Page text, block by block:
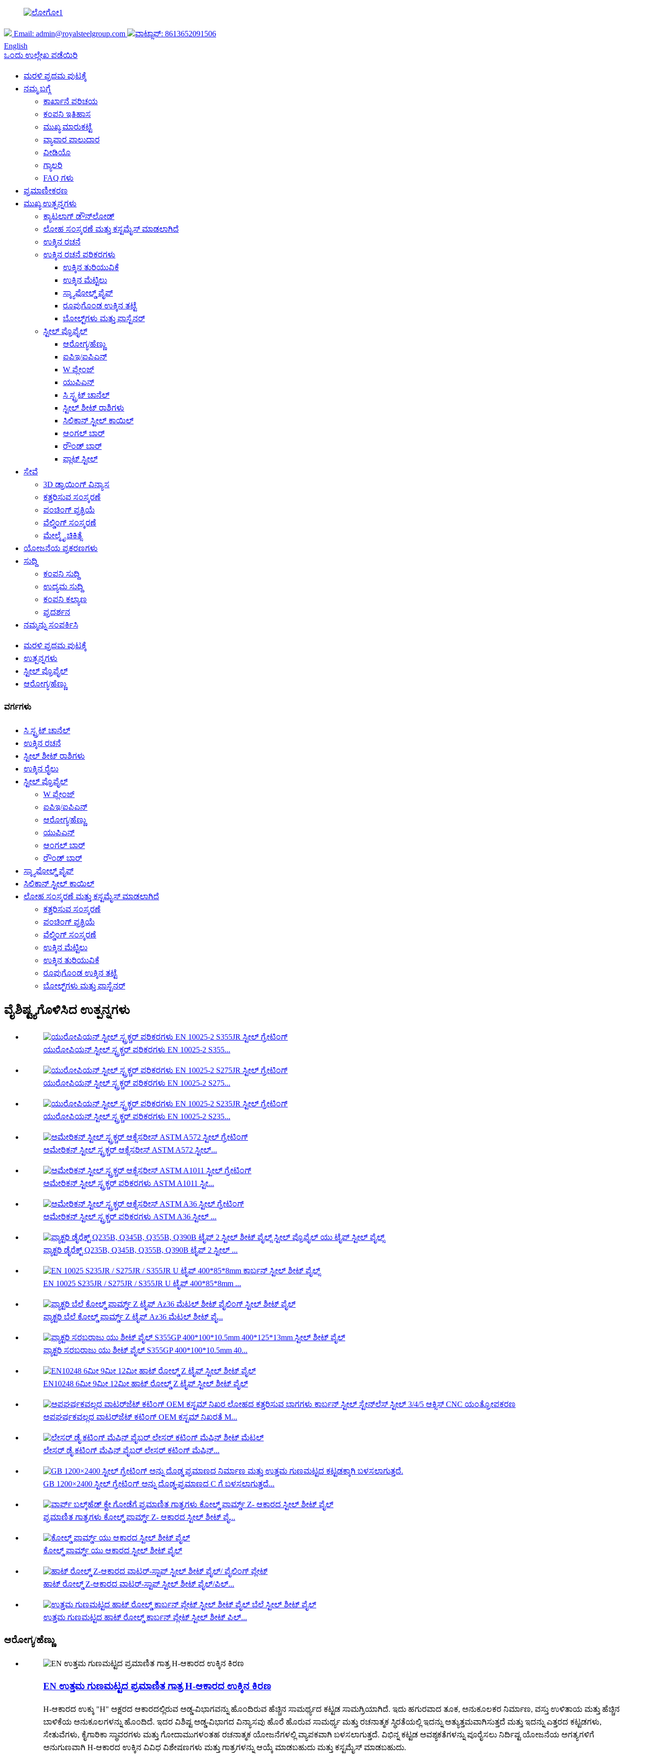
Email: admin@royalsteelgroup.com
ವಾಟ್ಸಾಪ್: 8613652091506
English
ಒಂದು ಉಲ್ಲೇಖ ಪಡೆಯಿರಿ
ಮರಳಿ ಪ್ರಥಮ ಪುಟಕ್ಕೆ
ನಮ್ಮ ಬಗ್ಗೆ
ಕಾರ್ಖಾನೆ ಪರಿಚಯ
ಕಂಪನಿ ಇತಿಹಾಸ
ಮುಖ್ಯ ಮಾರುಕಟ್ಟೆ
ವ್ಯಾಪಾರ ಪಾಲುದಾರ
ವೀಡಿಯೊ
ಗ್ಯಾಲರಿ
FAQ ಗಳು
ಪ್ರಮಾಣೀಕರಣ
ಮುಖ್ಯ ಉತ್ಪನ್ನಗಳು
ಕ್ಯಾಟಲಾಗ್ ಡೌನ್‌ಲೋಡ್
ಲೋಹ ಸಂಸ್ಕರಣೆ ಮತ್ತು ಕಸ್ಟಮೈಸ್ ಮಾಡಲಾಗಿದೆ
ಉಕ್ಕಿನ ರಚನೆ
ಉಕ್ಕಿನ ರಚನೆ ಪರಿಕರಗಳು
ಉಕ್ಕಿನ ತುರಿಯುವಿಕೆ
ಉಕ್ಕಿನ ಮೆಟ್ಟಿಲು
ಸ್ಕ್ಯಾಫೋಲ್ಡ್ ಪೈಪ್
ರೂಪುಗೊಂಡ ಉಕ್ಕಿನ ತಟ್ಟೆ
ಬೋಲ್ಟ್‌ಗಳು ಮತ್ತು ಫಾಸ್ಟೆನರ್
ಸ್ಟೀಲ್ ಪ್ರೊಫೈಲ್
ಆರೋಗ್ಯ/ಹೆಣ್ಣು
ಐಪಿಇ/ಐಪಿಎನ್
W ಫ್ಲೇಂಜ್
ಯುಪಿಎನ್
ಸಿ ಸ್ಟ್ರಟ್ ಚಾನೆಲ್
ಸ್ಟೀಲ್ ಶೀಟ್ ರಾಶಿಗಳು
ಸಿಲಿಕಾನ್ ಸ್ಟೀಲ್ ಕಾಯಿಲ್
ಆಂಗಲ್ ಬಾರ್
ರೌಂಡ್ ಬಾರ್
ಫ್ಲಾಟ್ ಸ್ಟೀಲ್
ಸೇವೆ
3D ಡ್ರಾಯಿಂಗ್ ವಿನ್ಯಾಸ
ಕತ್ತರಿಸುವ ಸಂಸ್ಕರಣೆ
ಪಂಚಿಂಗ್ ಪ್ರಕ್ರಿಯೆ
ವೆಲ್ಡಿಂಗ್ ಸಂಸ್ಕರಣೆ
ಮೇಲ್ಮೈ ಚಿಕಿತ್ಸೆ
ಯೋಜನೆಯ ಪ್ರಕರಣಗಳು
ಸುದ್ದಿ
ಕಂಪನಿ ಸುದ್ದಿ
ಉದ್ಯಮ ಸುದ್ದಿ
ಕಂಪನಿ ಕಲ್ಯಾಣ
ಪ್ರದರ್ಶನ
ನಮ್ಮನ್ನು ಸಂಪರ್ಕಿಸಿ
ಮರಳಿ ಪ್ರಥಮ ಪುಟಕ್ಕೆ
ಉತ್ಪನ್ನಗಳು
ಸ್ಟೀಲ್ ಪ್ರೊಫೈಲ್
ಆರೋಗ್ಯ/ಹೆಣ್ಣು
ವರ್ಗಗಳು
ಸಿ ಸ್ಟ್ರಟ್ ಚಾನೆಲ್
ಉಕ್ಕಿನ ರಚನೆ
ಸ್ಟೀಲ್ ಶೀಟ್ ರಾಶಿಗಳು
ಉಕ್ಕಿನ ರೈಲು
ಸ್ಟೀಲ್ ಪ್ರೊಫೈಲ್
W ಫ್ಲೇಂಜ್
ಐಪಿಇ/ಐಪಿಎನ್
ಆರೋಗ್ಯ/ಹೆಣ್ಣು
ಯುಪಿಎನ್
ಆಂಗಲ್ ಬಾರ್
ರೌಂಡ್ ಬಾರ್
ಸ್ಕ್ಯಾಫೋಲ್ಡ್ ಪೈಪ್
ಸಿಲಿಕಾನ್ ಸ್ಟೀಲ್ ಕಾಯಿಲ್
ಲೋಹ ಸಂಸ್ಕರಣೆ ಮತ್ತು ಕಸ್ಟಮೈಸ್ ಮಾಡಲಾಗಿದೆ
ಕತ್ತರಿಸುವ ಸಂಸ್ಕರಣೆ
ಪಂಚಿಂಗ್ ಪ್ರಕ್ರಿಯೆ
ವೆಲ್ಡಿಂಗ್ ಸಂಸ್ಕರಣೆ
ಉಕ್ಕಿನ ಮೆಟ್ಟಿಲು
ಉಕ್ಕಿನ ತುರಿಯುವಿಕೆ
ರೂಪುಗೊಂಡ ಉಕ್ಕಿನ ತಟ್ಟೆ
ಬೋಲ್ಟ್‌ಗಳು ಮತ್ತು ಫಾಸ್ಟೆನರ್
ವೈಶಿಷ್ಟ್ಯಗೊಳಿಸಿದ ಉತ್ಪನ್ನಗಳು
ಯುರೋಪಿಯನ್ ಸ್ಟೀಲ್ ಸ್ಟ್ರಕ್ಚರ್ ಪರಿಕರಗಳು EN 10025-2 S355...
ಯುರೋಪಿಯನ್ ಸ್ಟೀಲ್ ಸ್ಟ್ರಕ್ಚರ್ ಪರಿಕರಗಳು EN 10025-2 S275...
ಯುರೋಪಿಯನ್ ಸ್ಟೀಲ್ ಸ್ಟ್ರಕ್ಚರ್ ಪರಿಕರಗಳು EN 10025-2 S235...
ಅಮೇರಿಕನ್ ಸ್ಟೀಲ್ ಸ್ಟ್ರಕ್ಚರ್ ಆಕ್ಸೆಸರೀಸ್ ASTM A572 ಸ್ಟೀಲ್...
ಅಮೇರಿಕನ್ ಸ್ಟೀಲ್ ಸ್ಟ್ರಕ್ಚರ್ ಪರಿಕರಗಳು ASTM A1011 ಸ್ಟೀ...
ಅಮೇರಿಕನ್ ಸ್ಟೀಲ್ ಸ್ಟ್ರಕ್ಚರ್ ಪರಿಕರಗಳು ASTM A36 ಸ್ಟೀಲ್ ...
ಫ್ಯಾಕ್ಟರಿ ಡೈರೆಕ್ಟ್ Q235B, Q345B, Q355B, Q390B ಟೈಪ್ 2 ಸ್ಟೀಲ್ ...
EN 10025 S235JR / S275JR / S355JR U ಟೈಪ್ 400*85*8mm ...
ಫ್ಯಾಕ್ಟರಿ ಬೆಲೆ ಕೋಲ್ಡ್ ಫಾರ್ಮ್ಡ್ Z ಟೈಪ್ Az36 ಮೆಟಲ್ ಶೀಟ್ ಪೈ...
ಫ್ಯಾಕ್ಟರಿ ಸರಬರಾಜು ಯು ಶೀಟ್ ಪೈಲ್ S355GP 400*100*10.5mm 40...
EN10248 6ಮೀ 9ಮೀ 12ಮೀ ಹಾಟ್ ರೋಲ್ಡ್ Z ಟೈಪ್ ಸ್ಟೀಲ್ ಶೀಟ್ ಪೈಲ್
ಅಪಘರ್ಷಕವಲ್ಲದ ವಾಟರ್‌ಜೆಟ್ ಕಟಿಂಗ್ OEM ಕಸ್ಟಮ್ ನಿಖರತೆ M...
ಲೇಸರ್ ಡೈ ಕಟಿಂಗ್ ಮೆಷಿನ್ ಫೈಬರ್ ಲೇಸರ್ ಕಟಿಂಗ್ ಮೆಷಿನ್...
GB 1200×2400 ಸ್ಟೀಲ್ ಗ್ರೇಟಿಂಗ್ ಅನ್ನು ದೊಡ್ಡ-ಪ್ರಮಾಣದ C ಗೆ ಬಳಸಲಾಗುತ್ತದೆ...
ಪ್ರಮಾಣಿತ ಗಾತ್ರಗಳು ಕೋಲ್ಡ್ ಫಾರ್ಮ್ಡ್ Z- ಆಕಾರದ ಸ್ಟೀಲ್ ಶೀಟ್ ಪೈ...
ಕೋಲ್ಡ್ ಫಾರ್ಮ್ಡ್ ಯು ಆಕಾರದ ಸ್ಟೀಲ್ ಶೀಟ್ ಪೈಲ್
ಹಾಟ್ ರೋಲ್ಡ್ Z-ಆಕಾರದ ವಾಟರ್-ಸ್ಟಾಪ್ ಸ್ಟೀಲ್ ಶೀಟ್ ಪೈಲ್/ಪಿಲ್...
ಉತ್ತಮ ಗುಣಮಟ್ಟದ ಹಾಟ್ ರೋಲ್ಡ್ ಕಾರ್ಬನ್ ಪ್ಲೇಟ್ ಸ್ಟೀಲ್ ಶೀಟ್ ಪಿಲ್...
ಆರೋಗ್ಯ/ಹೆಣ್ಣು
EN ಉತ್ತಮ ಗುಣಮಟ್ಟದ ಪ್ರಮಾಣಿತ ಗಾತ್ರ H-ಆಕಾರದ ಉಕ್ಕಿನ ಕಿರಣ
H-ಆಕಾರದ ಉಕ್ಕು "H" ಅಕ್ಷರದ ಆಕಾರದಲ್ಲಿರುವ ಅಡ್ಡ-ವಿಭಾಗವನ್ನು ಹೊಂದಿರುವ ಹೆಚ್ಚಿನ ಸಾಮರ್ಥ್ಯದ ಕಟ್ಟಡ ಸಾಮಗ್ರಿಯಾಗಿದೆ. ಇದು ಹಗುರವಾದ ತೂಕ, ಅನುಕೂಲಕರ ನಿರ್ಮಾಣ, ವಸ್ತು ಉಳಿತಾಯ ಮತ್ತು ಹೆಚ್ಚಿನ
ಬಾಳಿಕೆಯ ಅನುಕೂಲಗಳನ್ನು ಹೊಂದಿದೆ. ಇದರ ವಿಶಿಷ್ಟ ಅಡ್ಡ-ವಿಭಾಗದ ವಿನ್ಯಾಸವು ಹೊರೆ ಹೊರುವ ಸಾಮರ್ಥ್ಯ ಮತ್ತು ರಚನಾತ್ಮಕ ಸ್ಥಿರತೆಯಲ್ಲಿ ಇದನ್ನು ಅತ್ಯುತ್ತಮವಾಗಿಸುತ್ತದೆ ಮತ್ತು ಇದನ್ನು ಎತ್ತರದ ಕಟ್ಟಡಗಳು,
ಸೇತುವೆಗಳು, ಕೈಗಾರಿಕಾ ಸ್ಥಾವರಗಳು ಮತ್ತು ಗೋದಾಮುಗಳಂತಹ ರಚನಾತ್ಮಕ ಯೋಜನೆಗಳಲ್ಲಿ ವ್ಯಾಪಕವಾಗಿ ಬಳಸಲಾಗುತ್ತದೆ. ವಿಭಿನ್ನ ಕಟ್ಟಡ ಅವಶ್ಯಕತೆಗಳನ್ನು ಪೂರೈಸಲು ನಿರ್ದಿಷ್ಟ ಯೋಜನೆಯ ಅಗತ್ಯಗಳಿಗೆ
ಅನುಗುಣವಾಗಿ H-ಆಕಾರದ ಉಕ್ಕಿನ ವಿವಿಧ ವಿಶೇಷಣಗಳು ಮತ್ತು ಗಾತ್ರಗಳನ್ನು ಆಯ್ಕೆ ಮಾಡಬಹುದು ಮತ್ತು ಕಸ್ಟಮೈಸ್ ಮಾಡಬಹುದು.